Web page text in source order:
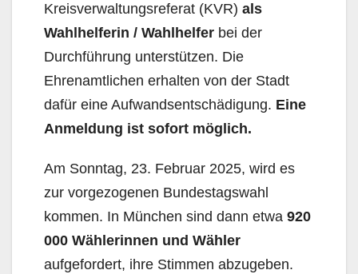
Kreisverwaltungsreferat (KVR) als
Wahlhelferin / Wahlhelfer bei der
Durchführung unterstützen. Die
Ehrenamtlichen erhalten von der Stadt
dafür eine Aufwandsentschädigung. Eine
Anmeldung ist sofort möglich.
Am Sonntag, 23. Februar 2025, wird es
zur vorgezogenen Bundestagswahl
kommen. In München sind dann etwa 920
000 Wählerinnen und Wähler
aufgefordert, ihre Stimmen abzugeben.